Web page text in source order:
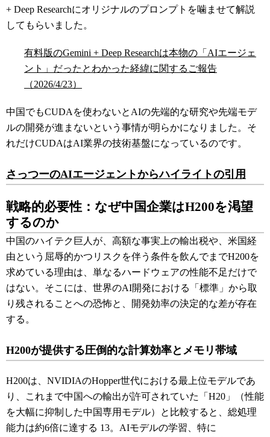
+ Deep Researchにオリジナルのプロンプトを噛ませて解説
してもらいました。
有料版のGemini + Deep Researchは本物の「AIエージェ
ント」だったとわかった経緯に関するご報告
（2026/4/23）
中国でもCUDAを使わないとAIの先端的な研究や先端モデ
ルの開発が進まないという事情が明らかになりました。そ
れだけCUDAはAI業界の技術基盤になっているのです。
さっつーのAIエージェントからハイライトの引用
戦略的必要性：なぜ中国企業はH200を渇望
するのか
中国のハイテク巨人が、高額な事実上の輸出税や、米国経
由という屈辱的かつリスクを伴う条件を飲んでまでH200を
求めている理由は、単なるハードウェアの性能不足だけで
はない。そこには、世界のAI開発における「標準」から取
り残されることへの恐怖と、開発効率の決定的な差が存在
する。
H200が提供する圧倒的な計算効率とメモリ帯域
H200は、NVIDIAのHopper世代における最上位モデルであ
り、これまで中国への輸出が許可されていた「H20」（性能
を大幅に抑制した中国専用モデル）と比較すると、総処理
能力は約6倍に達する 13。AIモデルの学習、特に